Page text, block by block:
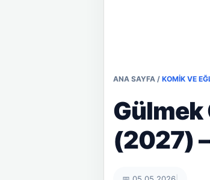
ANA SAYFA / KOMIK VE
Gülmek
(2027)